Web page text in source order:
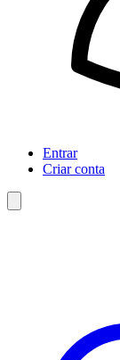
Entrar
Criar conta